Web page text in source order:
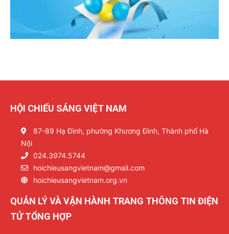
HỘI CHIẾU SÁNG VIỆT NAM
87-89 Hạ Đình, phường Khương Đình, Thành phố Hà
Nội
024.3974.5744
hoichieusangvietnam@gmail.com
hoichieusangvietnam.org.vn
QUẢN LÝ VÀ VẬN HÀNH TRANG THÔNG TIN ĐIỆN
TỬ TỔNG HỢP